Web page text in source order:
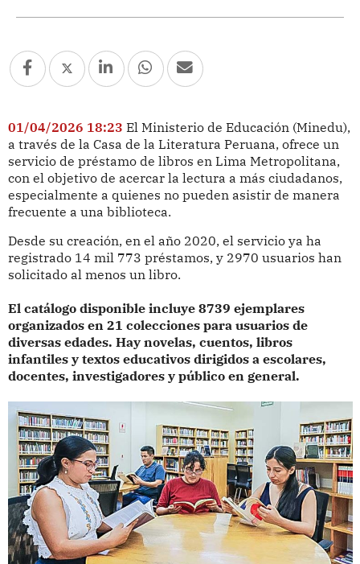
01/04/2026 18:23 El Ministerio de Educación (Minedu),
a través de la Casa de la Literatura Peruana, ofrece un
servicio de préstamo de libros en Lima Metropolitana,
con el objetivo de acercar la lectura a más ciudadanos,
especialmente a quienes no pueden asistir de manera
frecuente a una biblioteca.
Desde su creación, en el año 2020, el servicio ya ha
registrado 14 mil 773 préstamos, y 2970 usuarios han
solicitado al menos un libro.
El catálogo disponible incluye 8739 ejemplares
organizados en 21 colecciones para usuarios de
diversas edades. Hay novelas, cuentos, libros
infantiles y textos educativos dirigidos a escolares,
docentes, investigadores y público en general.